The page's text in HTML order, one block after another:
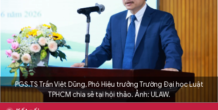
PGS.TS Trần Việt Dũng, Phó Hiệu trưởng Trường Đại học Luật
TPHCM chia sẻ tại hội thảo. Ảnh: ULAW.